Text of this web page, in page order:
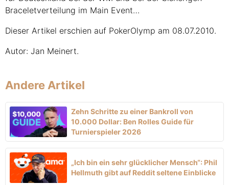
Braceletverteilung im Main Event…
Dieser Artikel erschien auf PokerOlymp am 08.07.2010.
Autor: Jan Meinert.
Andere Artikel
Zehn Schritte zu einer Bankroll von
10.000 Dollar: Ben Rolles Guide für
Turnierspieler 2026
„Ich bin ein sehr glücklicher Mensch“: Phil
Hellmuth gibt auf Reddit seltene Einblicke